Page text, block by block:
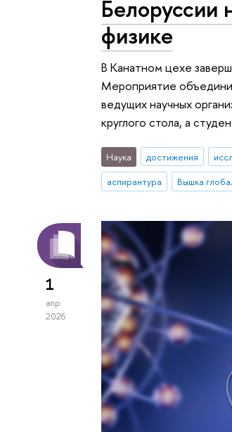
физике
В Канатном цехе
Мероприятие
ведущих научных
круглого стола, а
Наука достижения
аспирантура
Вышка
1
апр
2026